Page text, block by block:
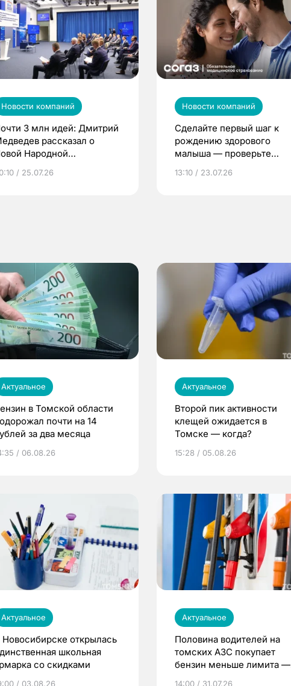
Новости компаний
3 млн идей: Дмитрий
рассказал о
Народной
/ 25.07.26
Новости компаний
Сделайте первый шаг к
рождению здорового
малыша — проверьте
по ОМС!
13:10 / 23.07.26
Актуальное
в Томской области
почти на 14
за два месяца
/ 06.08.26
Актуальное
Второй пик активности
клещей ожидается в
Томске — когда?
15:28 / 05.08.26
Актуальное
Новосибирске открылась
школьная
со скидками
/ 03.08.26
Актуальное
Половина водителей на
томских АЗС покупает
бензин меньше лимита —
14:00 / 31.07.26